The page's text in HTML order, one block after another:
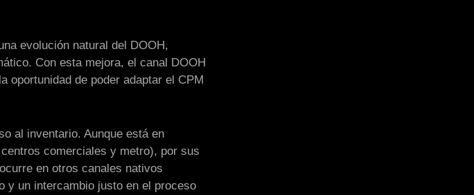
evolución natural del DOOH,
Con esta mejora, el canal DOOH
oportunidad de poder adaptar el CPM
al inventario. Aunque está en
comerciales y metro), por sus
en otros canales nativos
y un intercambio justo en el proceso